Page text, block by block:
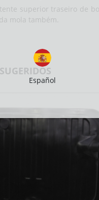
superior traseiro de
mola também.
Español